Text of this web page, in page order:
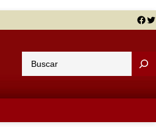
Facebook Twitter
u